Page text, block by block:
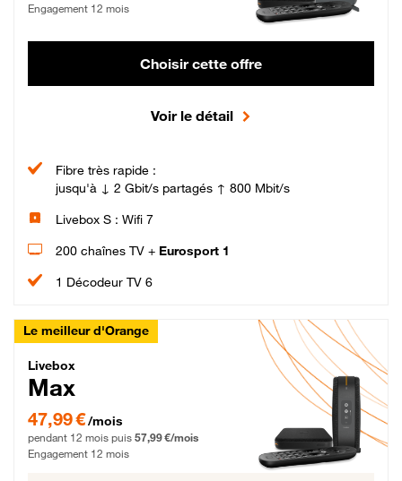
Engagement 12 mois
Choisir cette offre
Voir le détail
Fibre très rapide :
jusqu'à ↓ 2 Gbit/s partagés ↑ 800 Mbit/s
Livebox S : Wifi 7
200 chaînes TV + Eurosport 1
1 Décodeur TV 6
Le meilleur d'Orange
Livebox Max Fibre
Livebox
Max
47,99 € par mois pendant 12 mois puis 57,99 € par mois, Engagement 12 mois
47,99 €/mois
pendant 12 mois puis 57,99 €/mois
Engagement 12 mois